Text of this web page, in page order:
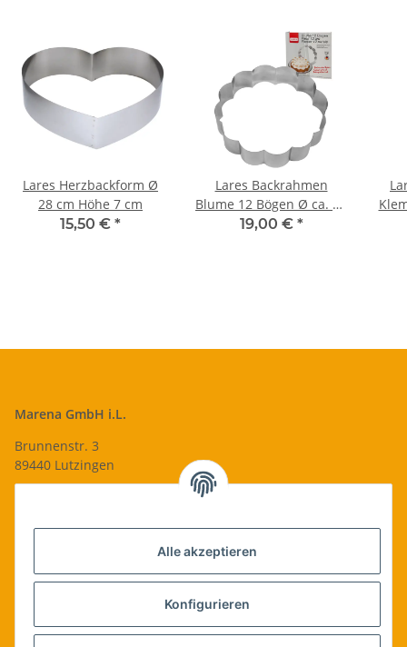
Alle akzeptieren
Konfigurieren
Lares Herzbackform Ø
28 cm Höhe 7 cm
15,50 € *
Lares Backrahmen
Blume 12 Bögen Ø ca. 27
cm - Backform
19,00 € *
Marena GmbH i.L.
Brunnenstr. 3
89440 Lutzingen